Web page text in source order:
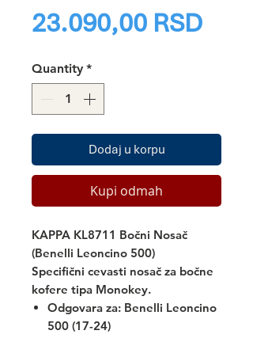
23.090,00 RSDPrice
Quantity *
Dodaj u korpu
Kupi odmah
KAPPA KL8711 Bočni Nosač
(Benelli Leoncino 500)
Specifični cevasti nosač za bočne
kofere tipa Monokey.
Odgovara za: Benelli Leoncino
500 (17-24)